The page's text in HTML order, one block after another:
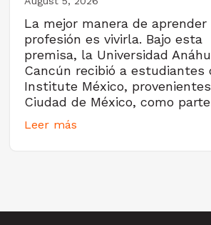
La mejor manera de aprender
profesión es vivirla. Bajo esta
premisa, la Universidad
Cancún recibió a estudiantes
Institute México,
Ciudad de México, como
Leer más